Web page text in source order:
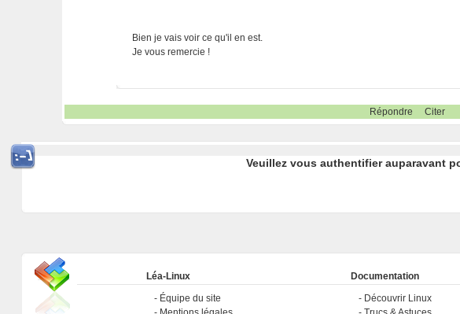
Bien je vais voir ce qu'il en est.
Je vous remercie !
Répondre Citer
Veuillez vous authentifier auparavant
Léa-Linux
Équipe du site
Documentation
Découvrir Linux